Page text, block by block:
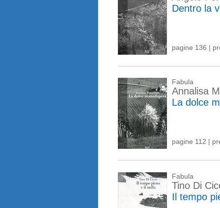
Dentro la
pagine 136 |
Fabula
Annalisa
La dolce
pagine 112 |
Fabula
Tino Di
Il tempo